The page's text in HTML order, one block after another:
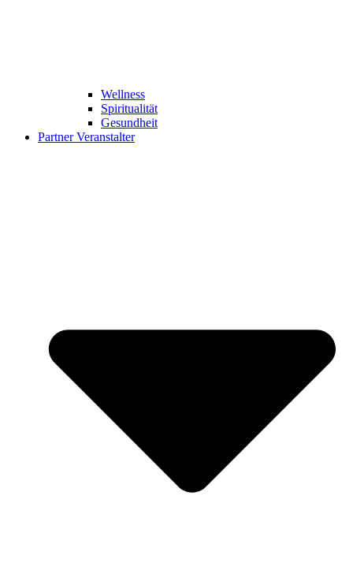
Wellness
Spiritualität
Gesundheit
Partner Veranstalter